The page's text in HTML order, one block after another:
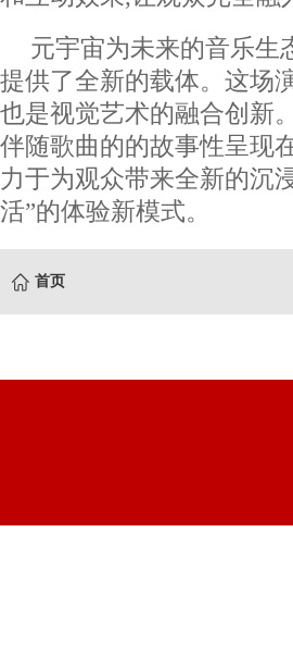
元宇宙为未来的音乐生
提供了全新的载体。这场
也是视觉艺术的融合创新
伴随歌曲的的故事性呈现
力于为观众带来全新的沉
活”的体验新模式。
首页